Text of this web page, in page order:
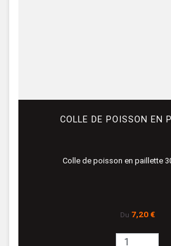
COLLE DE POISSON EN
Colle de poisson en paillette
Du Prix
7,20 €